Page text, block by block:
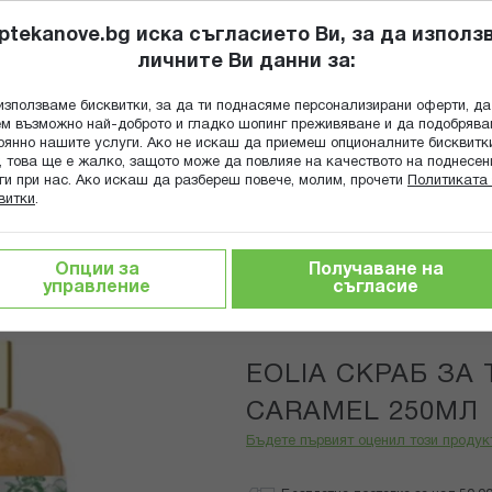
Търсене
ПОПИТАЙ
ГРИЖА ЗА МАЙКАТА И ДЕТЕТО ХРАНИТЕЛНИ ДОБАВКИ
ЗА ТЯЛО PISTACHIO CARAMEL 250МЛ
EOLIA
EOLIA СКРАБ ЗА
CARAMEL 250МЛ
Бъдете първият оценил този
иска съгласието Ви, за да
личните Ви данни за:
бисквитки, за да ти поднасяме персонализирани оферти, да
възможно най-доброто и гладко шопинг преживяване и да
нашите услуги. Ако не искаш да приемеш опционалните
това ще е жалко, защото може да повлияе на качеството на
при нас. Ако искаш да разбереш повече, молим, прочети
Политиката
.
Опции за
управление
Получаване на
съгласие